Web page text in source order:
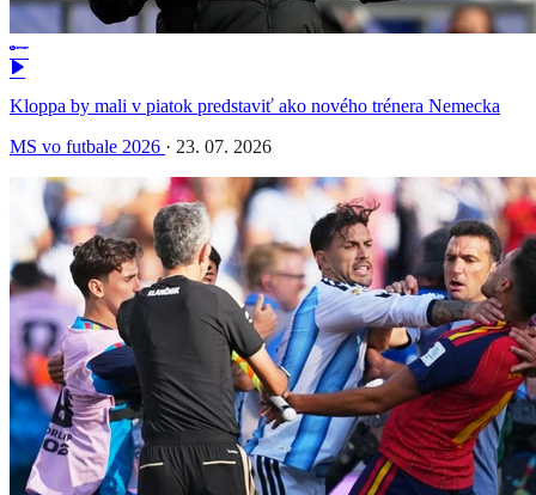
Kloppa by mali v piatok predstaviť ako nového trénera Nemecka
MS vo futbale 2026 · 23. 07. 2026